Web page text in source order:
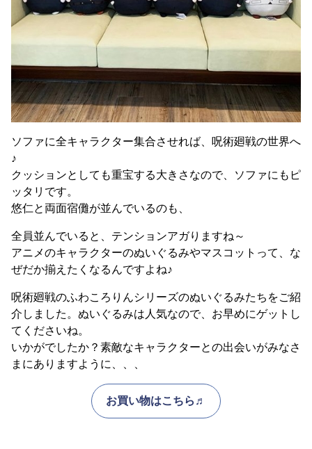
ソファに全キャラクター集合させれば、呪術廻戦の世界へ
♪
クッションとしても重宝する大きさなので、ソファにもピ
ッタリです。
悠仁と両面宿儺が並んでいるのも、
全員並んでいると、テンションアガりますね～
アニメのキャラクターのぬいぐるみやマスコットって、な
ぜだか揃えたくなるんですよね♪
呪術廻戦のふわころりんシリーズのぬいぐるみたちをご紹
介しました。ぬいぐるみは人気なので、お早めにゲットし
てくださいね。
いかがでしたか？素敵なキャラクターとの出会いがみなさ
まにありますように、、、
お買い物はこちら♬